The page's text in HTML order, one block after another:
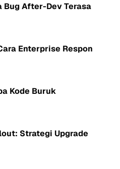
Bug After-Dev Terasa
Enterprise Respon
Kode Buruk
Strategi Upgrade